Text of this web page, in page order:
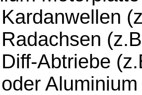
Abtriebe